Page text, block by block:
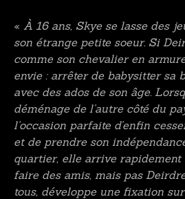
« À 16 ans, Skye se lasse des
son étrange petite soeur. Si
comme son chevalier en
envie : arrêter de babysitter sa
avec des ados de son âge.
déménage de l’autre côté du
l’occasion parfaite d’enfin
et de prendre son
quartier, elle arrive rapidement
faire des amis, mais pas
tous, développe une fixation